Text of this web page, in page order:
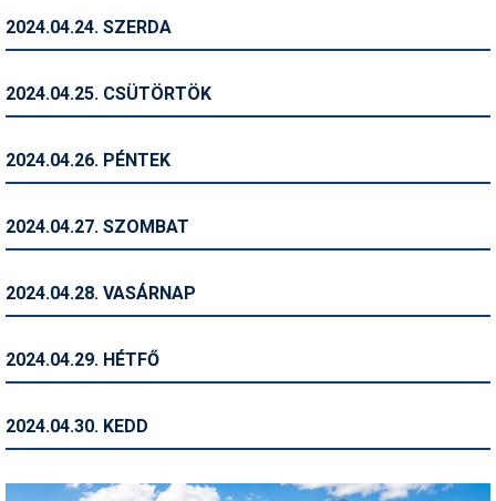
Történelem
Utazási tippek
2024.04.24. SZERDA
2024.04.25. CSÜTÖRTÖK
2024.04.26. PÉNTEK
2024.04.27. SZOMBAT
2024.04.28. VASÁRNAP
2024.04.29. HÉTFŐ
2024.04.30. KEDD